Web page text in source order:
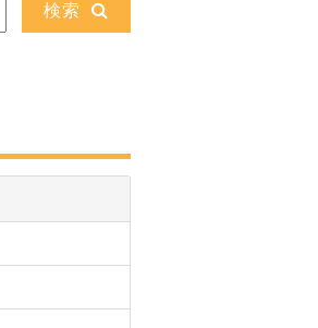
検索